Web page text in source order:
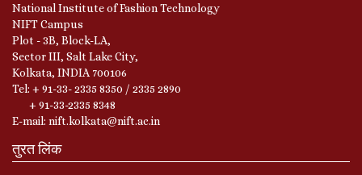
National Institute of Fashion Technology
NIFT Campus
Plot - 3B, Block-LA,
Sector III, Salt Lake City,
Kolkata, INDIA 700106
Tel: + 91-33- 2335 8350 / 2335 2890
+ 91-33-2335 8348
E-mail: nift.kolkata@nift.ac.in
तुरत लिंक